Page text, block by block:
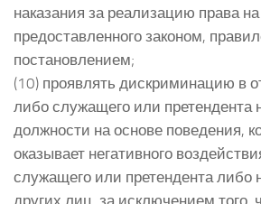
наказания за реализацию права
предоставленного законом,
постановлением;
(10) проявлять дискриминацию в
либо служащего или претендента
должности на основе поведения,
оказывает негативного
служащего или претендента либо